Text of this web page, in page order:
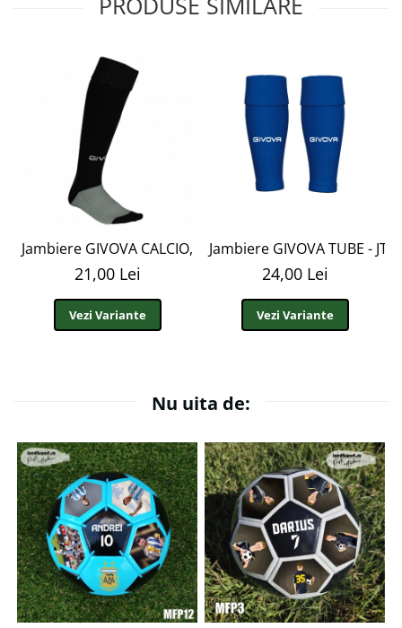
Jambiere GIVOVA CALCIO, NEGRU, M3 - J1
21,00 Lei
Vezi Variante
Jambiere GIVOVA TUBE - JT1
24,00 Lei
Vezi Variante
Nu uita de: